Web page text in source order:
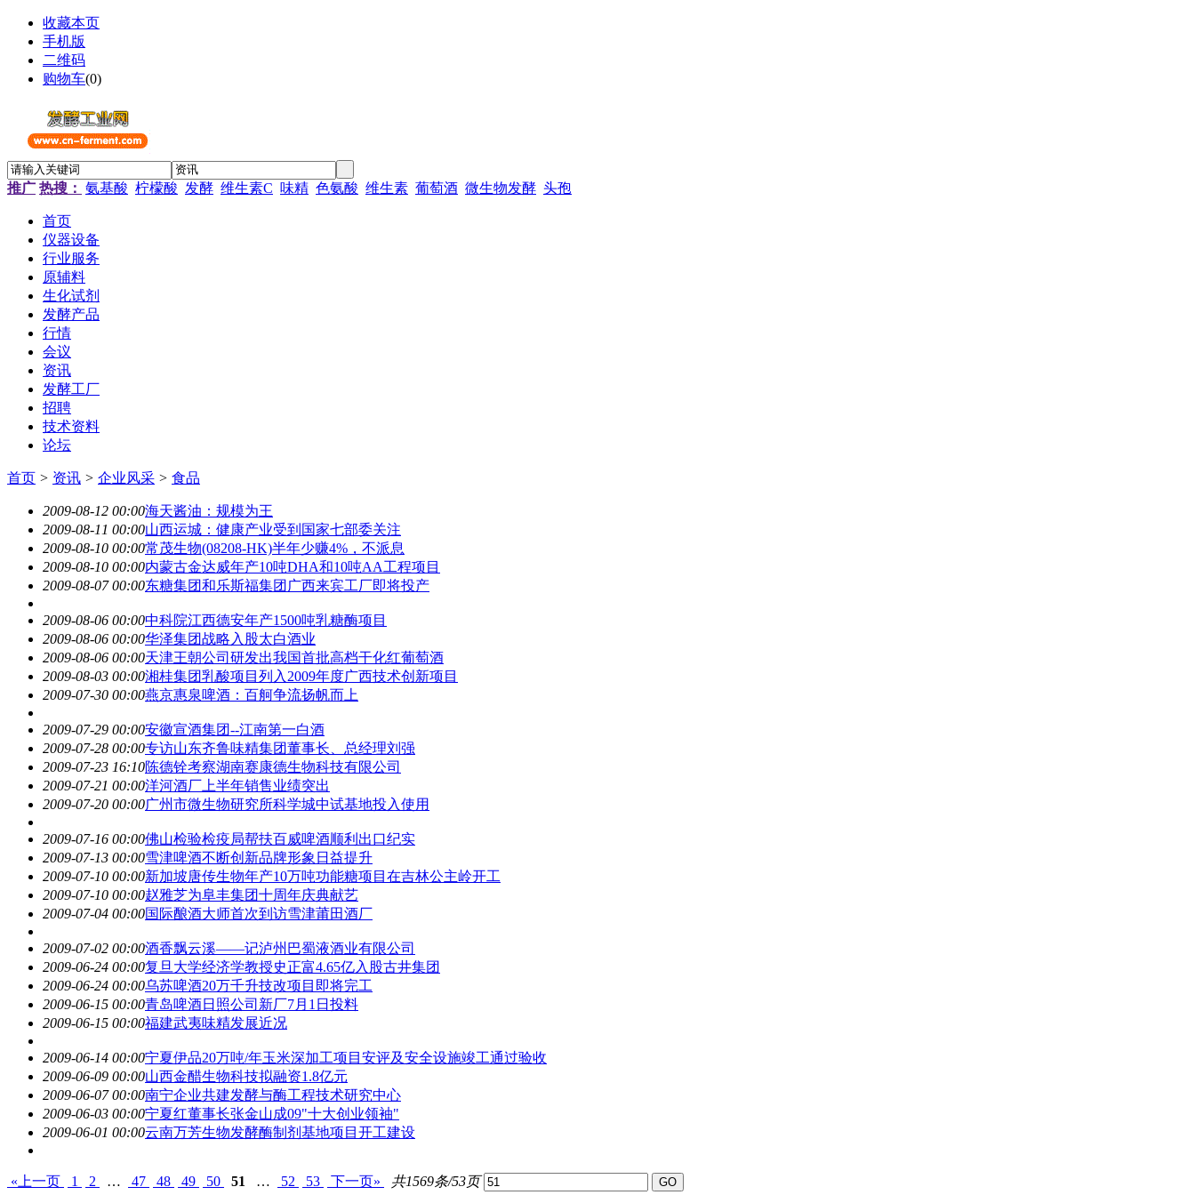
收藏本页
手机版
二维码
购物车(0)
推广 热搜： 氨基酸 柠檬酸 发酵 维生素C 味精 色氨酸 维生素 葡萄酒 微生物发酵 头孢
首页
仪器设备
行业服务
原辅料
生化试剂
发酵产品
行情
会议
资讯
发酵工厂
招聘
技术资料
论坛
首页 > 资讯 > 企业风采 > 食品
2009-08-12 00:00海天酱油：规模为王
2009-08-11 00:00山西运城：健康产业受到国家七部委关注
2009-08-10 00:00常茂生物(08208-HK)半年少赚4%，不派息
2009-08-10 00:00内蒙古金达威年产10吨DHA和10吨AA工程项目
2009-08-07 00:00东糖集团和乐斯福集团广西来宾工厂即将投产
2009-08-06 00:00中科院江西德安年产1500吨乳糖酶项目
2009-08-06 00:00华泽集团战略入股太白酒业
2009-08-06 00:00天津王朝公司研发出我国首批高档干化红葡萄酒
2009-08-03 00:00湘桂集团乳酸项目列入2009年度广西技术创新项目
2009-07-30 00:00燕京惠泉啤酒：百舸争流扬帆而上
2009-07-29 00:00安徽宣酒集团--江南第一白酒
2009-07-28 00:00专访山东齐鲁味精集团董事长、总经理刘强
2009-07-23 16:10陈德铨考察湖南赛康德生物科技有限公司
2009-07-21 00:00洋河酒厂上半年销售业绩突出
2009-07-20 00:00广州市微生物研究所科学城中试基地投入使用
2009-07-16 00:00佛山检验检疫局帮扶百威啤酒顺利出口纪实
2009-07-13 00:00雪津啤酒不断创新品牌形象日益提升
2009-07-10 00:00新加坡唐传生物年产10万吨功能糖项目在吉林公主岭开工
2009-07-10 00:00赵雅芝为阜丰集团十周年庆典献艺
2009-07-04 00:00国际酿酒大师首次到访雪津莆田酒厂
2009-07-02 00:00酒香飘云溪——记泸州巴蜀液酒业有限公司
2009-06-24 00:00复旦大学经济学教授史正富4.65亿入股古井集团
2009-06-24 00:00乌苏啤酒20万千升技改项目即将完工
2009-06-15 00:00青岛啤酒日照公司新厂7月1日投料
2009-06-15 00:00福建武夷味精发展近况
2009-06-14 00:00宁夏伊品20万吨/年玉米深加工项目安评及安全设施竣工通过验收
2009-06-09 00:00山西金醋生物科技拟融资1.8亿元
2009-06-07 00:00南宁企业共建发酵与酶工程技术研究中心
2009-06-03 00:00宁夏红董事长张金山成09"十大创业领袖"
2009-06-01 00:00云南万芳生物发酵酶制剂基地项目开工建设
«上一页 1 2 … 47 48 49 50 51 … 52 53 下一页» 共1569条/53页